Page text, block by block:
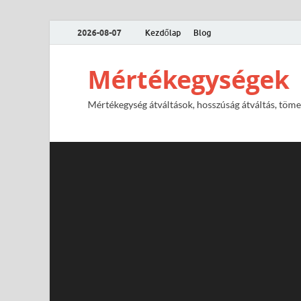
2026-08-07 Kezdőlap Blog
Mértékegységek
Mértékegység átváltások, hosszúság átváltás,